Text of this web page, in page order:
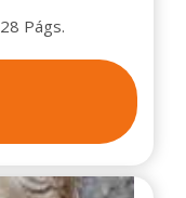
28 Págs.